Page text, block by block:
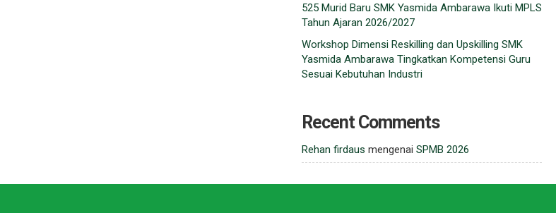
525 Murid Baru SMK Yasmida Ambarawa Ikuti MPLS
Tahun Ajaran 2026/2027
Workshop Dimensi Reskilling dan Upskilling SMK
Yasmida Ambarawa Tingkatkan Kompetensi Guru
Sesuai Kebutuhan Industri
Recent Comments
Rehan firdaus mengenai SPMB 2026